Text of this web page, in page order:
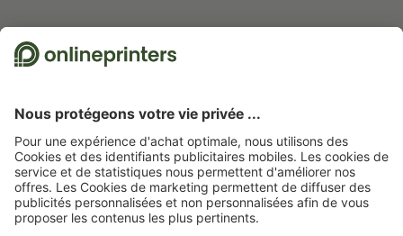
10.06.2026de Mickaël FROMEYER 30.03.2026de Christopher
l'authenticité des évaluations.
Page d'accueil Cartes Cartes de voeux
Cartes de vœux, format portrait, 5,5 x
8,5 cm